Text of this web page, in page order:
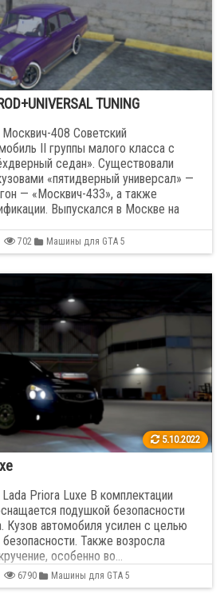
808
TUNING
408 Советский
II группы малого класса с
седан». Существовали
«пятидверный универсал» —
— «Москвич-433», а также
Выпускался в Москве на
702 Машины для GTA 5
5.10.2022
Priora Luxe В комплектации
подушкой безопасности
Кузов автомобиля усилен с целью
Также возросла
особенно во…
6790 Машины для GTA 5